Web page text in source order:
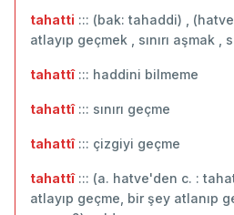
tahatti ::: (bak: tahaddi) ,
atlayıp geçmek , sınırı aşmak ,
tahattî::: ‬haddini bilmeme
tahattî::: sınırı geçme
tahattî::: çizgiyi geçme
tahattî::: (a. hatve'den c. :
atlayıp geçme, bir şey atlanıp